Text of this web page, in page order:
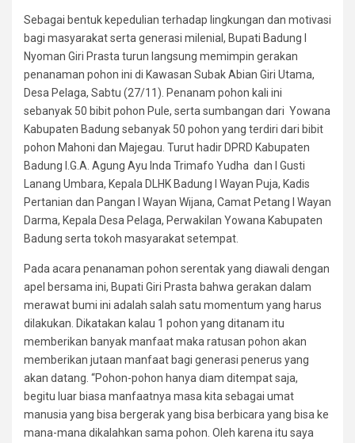
Sebagai bentuk kepedulian terhadap lingkungan dan motivasi
bagi masyarakat serta generasi milenial, Bupati Badung I
Nyoman Giri Prasta turun langsung memimpin gerakan
penanaman pohon ini di Kawasan Subak Abian Giri Utama,
Desa Pelaga, Sabtu (27/11). Penanam pohon kali ini
sebanyak 50 bibit pohon Pule, serta sumbangan dari Yowana
Kabupaten Badung sebanyak 50 pohon yang terdiri dari bibit
pohon Mahoni dan Majegau. Turut hadir DPRD Kabupaten
Badung I.G.A. Agung Ayu Inda Trimafo Yudha dan I Gusti
Lanang Umbara, Kepala DLHK Badung I Wayan Puja, Kadis
Pertanian dan Pangan I Wayan Wijana, Camat Petang I Wayan
Darma, Kepala Desa Pelaga, Perwakilan Yowana Kabupaten
Badung serta tokoh masyarakat setempat.
Pada acara penanaman pohon serentak yang diawali dengan
apel bersama ini, Bupati Giri Prasta bahwa gerakan dalam
merawat bumi ini adalah salah satu momentum yang harus
dilakukan. Dikatakan kalau 1 pohon yang ditanam itu
memberikan banyak manfaat maka ratusan pohon akan
memberikan jutaan manfaat bagi generasi penerus yang
akan datang. “Pohon-pohon hanya diam ditempat saja,
begitu luar biasa manfaatnya masa kita sebagai umat
manusia yang bisa bergerak yang bisa berbicara yang bisa ke
mana-mana dikalahkan sama pohon. Oleh karena itu saya